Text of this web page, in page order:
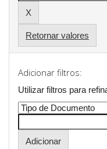
Retornar valores
Adicionar filtros:
Utilizar filtros para